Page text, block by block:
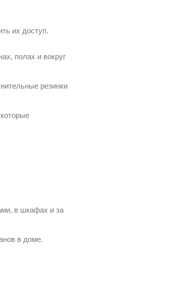
их доступ.
полах и вокруг
резинки
в шкафах и за
в доме.